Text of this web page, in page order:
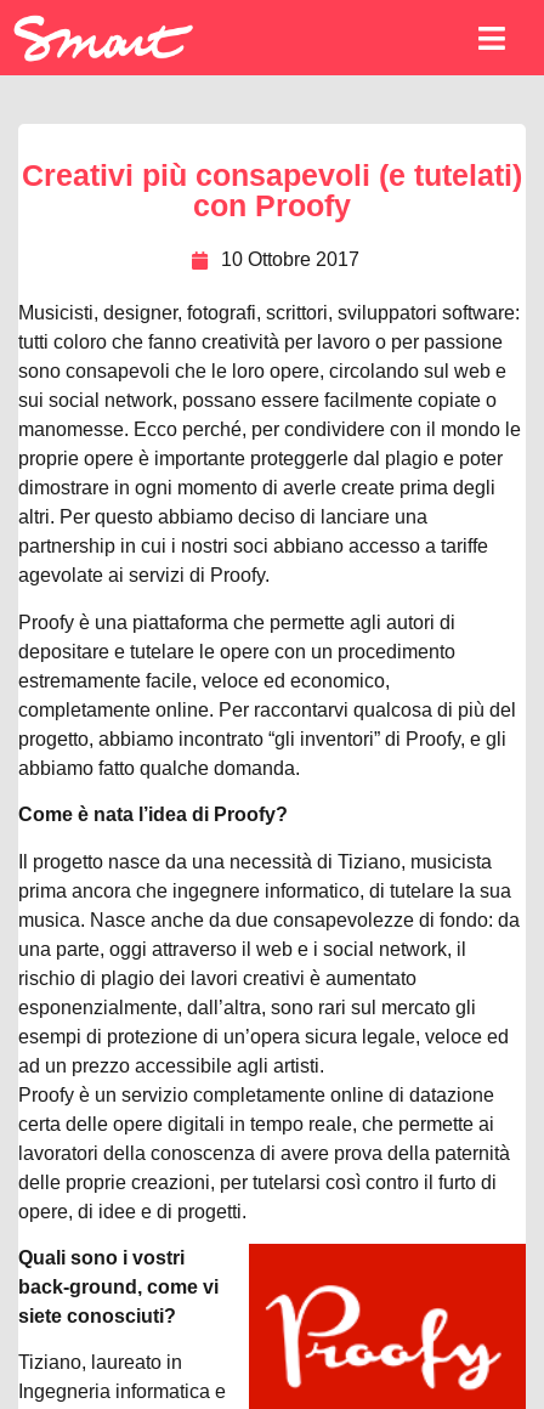
Creativi più consapevoli (e tutelati)
con Proofy
10 Ottobre 2017
Musicisti, designer, fotografi, scrittori, sviluppatori software:
tutti coloro che fanno creatività per lavoro o per passione
sono consapevoli che le loro opere, circolando sul web e
sui social network, possano essere facilmente copiate o
manomesse. Ecco perché, per condividere con il mondo le
proprie opere è importante proteggerle dal plagio e poter
dimostrare in ogni momento di averle create prima degli
altri. Per questo abbiamo deciso di lanciare una
partnership in cui i nostri soci abbiano accesso a tariffe
agevolate ai servizi di Proofy.
Proofy è una piattaforma che permette agli autori di
depositare e tutelare le opere con un procedimento
estremamente facile, veloce ed economico,
completamente online. Per raccontarvi qualcosa di più del
progetto, abbiamo incontrato “gli inventori” di Proofy, e gli
abbiamo fatto qualche domanda.
Come è nata l’idea di Proofy?
Il progetto nasce da una necessità di Tiziano, musicista
prima ancora che ingegnere informatico, di tutelare la sua
musica. Nasce anche da due consapevolezze di fondo: da
una parte, oggi attraverso il web e i social network, il
rischio di plagio dei lavori creativi è aumentato
esponenzialmente, dall’altra, sono rari sul mercato gli
esempi di protezione di un’opera sicura legale, veloce ed
ad un prezzo accessibile agli artisti.
Proofy è un servizio completamente online di datazione
certa delle opere digitali in tempo reale, che permette ai
lavoratori della conoscenza di avere prova della paternità
delle proprie creazioni, per tutelarsi così contro il furto di
opere, di idee e di progetti.
Quali sono i vostri
back-ground, come vi
siete conosciuti?
Tiziano, laureato in
Ingegneria informatica e